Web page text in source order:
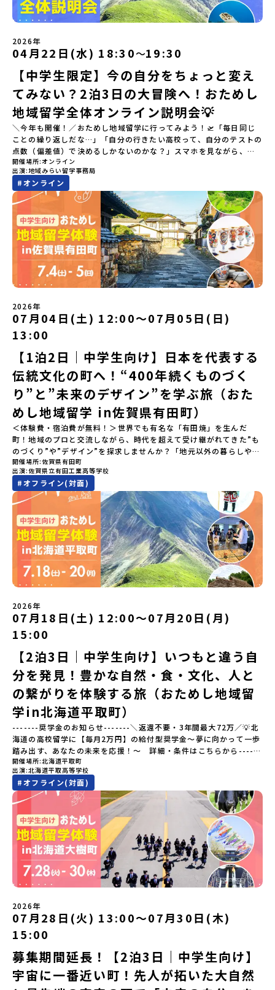
2026年
04月22日(水) 18:30〜19:30
【中学生限定】今の自分をちょっと変え
てみない？2泊3日の大冒険へ！おためし
地域留学全体オンライン説明会💡
＼今年も開催！／おためし地域留学に行ってみよう！🛫「毎日同じ
ことの繰り返しだな…」「自分の行きたい高校って、自分のテストの
点数（偏差値）で決めるしかないのかな？」スマホを見ながら、進
路にモヤモヤしているそこのあなたへ！👀テストの点数ではなく、
あなたの「ワクワク（＝自分軸）」で進路を選ぶ。そんな新しい選
択肢が、「地域みらい留学」です。「でも、いきなり知らない土地
の高校に進学するなんて不安…」そんな人のために、2泊3日で気軽
にプチ体験できる【おためし地域留学】の魅力を凝縮したオンライ
ン説明会のアーカイブ（録画）を公開中です！✨＼🔥ここがすごい！
🔥／おためし地域留学 3つのワクワク🔥🔥 ①スマホじゃわからない
「圧倒的な感動」！教科書を読むだけじゃわからない、その地域な
らではの大自然や歴史を「五感」でフル体験！カヌーに乗ったり、
伝統文化に触れたり、本物の冒険が待っています！🔥 ②「初めまし
て」が「一生の友達」に変わる！全国から「新しいことに挑戦した
い！」「今の自分を変えたい！」と思っている同世代の中学生が大
集合！地元の高校生と一緒にご飯を食べて語り合えば、たった数日
で最高の仲間になる！🔥 ③宿泊費・体験費はなんと【無料】！親元
を離れる初めての一人旅でも大丈夫。頼れるスタッフがしっかりサ
ポートするので安心・安全です！ーーーーーーーーーーーーーーー
ーーーーーーーーー📺 全体オンライン説明会（アーカイブ配信）
2026年4月22日に開催された説明会の録画をご覧いただけます。こ
の動画を見れば、あなたの「なんとなく不安」が「絶対に行ってみ
たい！」に変わるはず💡お家からリラックスして視聴してみてくだ
さいね😊▶︎全体説明会のアーカイブはこちら（アーカイブを視聴す
る）YouTube：https://youtu.be/Yt8nd04aNgA?
si=e5erbspvwz5O8_uF【アーカイブ内容】・おためし地域留学の
魅力・メリット・2026年度、日本全国20以上の対象地域について・
安心のサポート体制・質疑応答※各地域の詳細なプログラムは、以
下の【STEP2】個別説明会にて紹介しています。ーーーーーーーー
ーーーーーーーーーーーーーーーー💡疑問も不安もワクワクに変え
る！2つのステップ知りたいことに合わせて、2つの説明会をご活用
ください！【STEP1】全体オンライン説明会の視聴（☆上の動画で
いつでも視聴可能です） 〜まずは「おためし地域留学」を知りたい
方へ〜プログラムの全体像や魅力、サポート体制について解説しま
す。 【STEP2】個別プログラム説明会（☆順次ページを公開しま
す）〜「地域別のプログラム」を具体的に知りたい方へ〜 「現地で
は何をするの？」という疑問にお答えする説明会です。その場所な
らではのプログラムをたっぷりお伝えします！🚩現在公開中の個別
説明会はこちらから（順次公開予定）【5/7(木)】北海道平取町
【5/8(金)】熊本県芦北町▼おためし地域留学の情報▼おためし地域
体験」のプログラム開催情報を公式LINEにて配信中！ぜひご登録く
ださい♪気になることや不安な点は、LINEから気軽にご相談くださ
い。👉 【LINE登録はこちら】
開催場所 オンライン
出演 地域みらい留学事務局
#オンライン
2026年
07月04日(土) 12:00〜07月05日(日)
13:00
【1泊2日｜中学生向け】日本を代表する
伝統文化の町へ！“400年続くものづく
り”と”未来のデザイン”を学ぶ旅（おた
めし地域留学 in佐賀県有田町）
＜体験費・宿泊費が無料！＞世界でも有名な「有田焼」を生んだ
町！地域のプロと交流しながら、時代を超えて受け継がれてきた”も
のづくり”や”デザイン”を探求しませんか？「地元以外の暮らしや文
化が気になる。いつか留学してみたい！」「豊かな自然と伝統文
化、町並みに興味がある！」「ものづくりやきれいなデザインが好
き！」そんな中学生のみなさんにおすすめ！「おためし地域留学体
験」は、日本全国約200の高校と連携し、地域の枠を超えて学校生活
を送る「地域みらい留学」をプチ体験できるプログラムです。はじ
めてのひとり旅でも安心！現地でもスタッフがしっかりとサポート
いたします。今回のフィールドは「佐賀県有田町（ありたちょ
う）」佐賀県の西部にある有田町は、江戸時代から400年以上続く
「窯業（ようぎょう）」の町。 窯（かま）で粘土を焼いてつくるも
のづくりが、この町の文化として今も受け継がれています。世界で
も知られる「有田焼」は、この窯業の中から生まれました。長い歴
史の中で積み重ねられてきた技術や工夫、そして“つくる人の想
い”が、この町には残っています。また、文化施設が「日本遺産」や
「日本の20世紀遺産」に認定されるなど日本を代表する伝統工芸の
町です。さらに、有田町には「日本の棚田百選」に選ばれた「岳の
棚田（たなだ）」や「名水百選」や「水源の森百選」に選ばれた
「竜門峡（りゅうもんきょう）」など、思わず立ち止まりたくなる
ような自然も広がり、歴史・文化・自然が重なり合う、“本物”に出
会える場所です。そんな歴史・文化が豊かな佐賀県有田町で実際に
町を歩きながら学ぶフィールドワークをしたり、有田焼づくりに関
わる職人、町で暮らすプロデザイナー、地元の高校で学ぶ生徒など
と交流しながら「伝統的なものづくり」や「未来のデザイン」を一
緒に探求できます。ただ体験するだけじゃなくて、 “どうしてこの形
なんだろう？” “自分だったらどんなデザインにする？” そんなふう
に考える時間も、このプログラムの大切なポイントです。ここで出
会う人や体験が、自分の「好き」や「未来」につながるかもしれま
せん。この町でしかできない、ちょっと特別な体験を、ぜひ楽しん
でみませんか？体験のおすすめポイント体験プログラム内容（予
定）＜１日目＞（PM）「オリエンテーション・自己紹介ワーク」
「有田工業高校見学」 -陶芸技術をまなぶ！「セラミック科」のま
なび場を体験 -デザインセンスをまなぶ！「デザイン科」のまなび
場を体験「フィールドワーク」 -有田の歴史ある名所巡り -有田
の歴史的な町並みを体感する「有田焼絵付けアクティビティ」 -職
人さんからまなぶ！有田焼伝統の「絵付け」体験ワークショップ
（協力：clay studio）「みんなで楽しもう！BBQ」 -BBQづく
り -仲間や地元の高校生、町の大人たちと交流・対話＜２日目＞
（AM）「1日目の振り返り」「ワークショップ」 -ゲスト講師によ
（PM）「ランチ/お土産タイム」解散※天候の状況や参加人数によ
ってプログラムを変更する場合がございます。参加概要【開催場
所】佐賀県 有田町（ありたちょう）【実施日程】7月4日（土）〜7
月5日（日）※参加が確定した方には6月5日（金） 18:30～20:00に
「参加者向け事前オンライン研修」をご案内する予定です。必ず参
加をお願いします。【集合場所・時間】7月4日(土) 12：00 JR有田
駅※12：00までにJR有田駅に到着する便で手配ください。【解散場
所・時間】7月5日(日) 13：00頃 JR有田駅【対象】中学2年生、中
開催場所 佐賀県有田町
出演 佐賀県立有田工業高等学校
#オフライン(対面)
2026年
07月18日(土) 12:00〜07月20日(月)
15:00
【2泊3日｜中学生向け】いつもと違う自
分を発見！豊かな自然・食・文化、人と
の繋がりを体験する旅（おためし地域留
学in北海道平取町）
-------奨学金のお知らせ-------＼返還不要・3年間最大72万／💡北
海道の高校留学に【毎月2万円】の給付型奨学金～夢に向かって一歩
踏み出す、あなたの未来を応援！～ 詳細・条件はこちらから------
---------------------------＜体験費・宿泊費が無料＞累計3,000万
部以上販売された大人気マンガ「ゴールデンカムイ」の実写版映画
に登場する町！北海道の「アイヌ文化継承の地」で自然や食を体験
してみませんか？「地元以外の地域の暮らしが気になる。いつか留
学してみたい！」「アイヌ文化の歴史や、マンガに登場する世界を
自分の手で探求したい！」「自然が好きでもっと触れてあそびた
い！」そんな中学生のみなさんにおすすめ！「おためし地域留学体
験」は、日本全国約200の高校と連携し、地域の枠を超えて学校生活
を送る「地域みらい留学」をプチ体験できるプログラムです。はじ
めてのひとり旅でも安心！現地でもスタッフがしっかりとサポート
いたします。今回のフィールドは「北海道平取町（びらとりちょ
う）」北海道の南に位置する平取町（びらとりちょう）。壮大な自
然と「アイヌ文化」が継承されている町として広く知られていま
す。町名の「平取（びらとり）」は、アイヌ語「ピラ・ウトゥル」
（崖の間を意味）という言葉から名付けられました。見上げるほど
大きな山々が連なる「幌尻岳（ぽろしりだけ）」の景色は絶景！日
本一の広さを誇る「すずらん」が咲く花畑や、和牛がのんびりと過
ごす放牧地。日本一の清流に選ばれたこともある、ヤマメやニジマ
スが泳ぐ「沙流川（さるがわ）」。他の地域では見ることのできな
い圧倒的スケールの自然を味わうことができます。さらに、源義経
開催場所 北海道平取町
出演 北海道平取高等学校
#オフライン(対面)
2026年
07月28日(火) 13:00〜07月30日(木)
15:00
募集期間延長！【2泊3日｜中学生向け】
宇宙に一番近い町！先人が拓いた大自然